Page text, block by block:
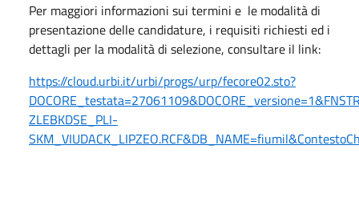
Per maggiori informazioni sui termini e le modalità di
presentazione delle candidature, i requisiti richiesti ed i
dettagli per la modalità di selezione, consultare il link:
https://cloud.urbi.it/urbi/progs/urp/fecore02.sto?
ZLEBKDSE_PLI-